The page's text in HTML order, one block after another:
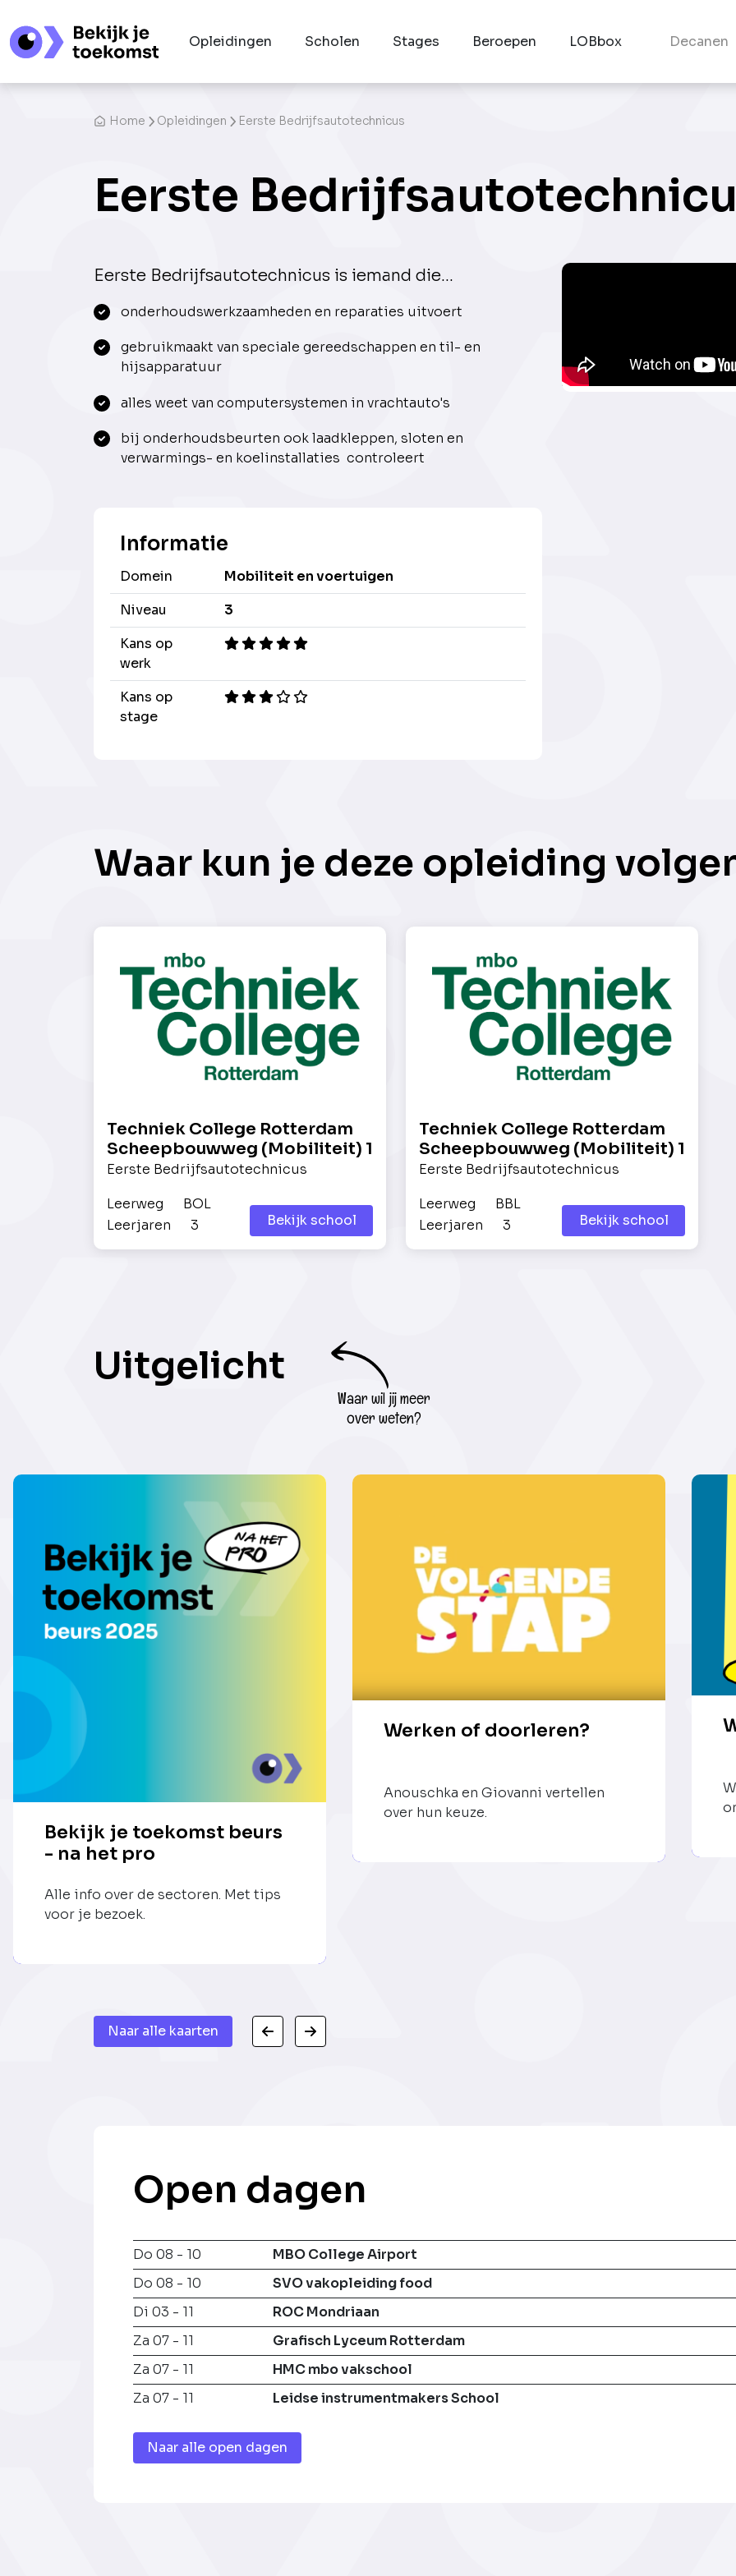
Opleidingen Scholen Stages Beroepen LOBbox Decanen
Home Opleidingen Eerste Bedrijfsautotechnicus
Eerste
Eerste Bedrijfsautotechnicus is iemand die...
onderhoudswerkzaamheden en reparaties uitvoert
gebruikmaakt van speciale gereedschappen en til- en
hijsapparatuur
alles weet van computersystemen in vrachtauto's
bij onderhoudsbeurten ook laadkleppen, sloten en
verwarmings- en koelinstallaties controleert
Informatie
Domein
Mobiliteit en voertuigen
Niveau
3
Kans op
werk
Kans op
stage
Waar kun je deze opleiding
Techniek College Rotterdam
Scheepbouwweg (Mobiliteit) 1
Eerste Bedrijfsautotechnicus
Leerweg
BOL
Leerjaren
3 Bekijk school
Techniek College Rotterdam
Scheepbouwweg (Mobiliteit) 1
Eerste Bedrijfsautotechnicus
Leerweg
BBL
Leerjaren
3 Bekijk school
Uitgelicht
Waar wil jij meer
over weten?
Bekijk je toekomst beurs
- na het pro
Alle info over de sectoren. Met tips
voor je bezoek.
Werken of doorleren?
Anouschka en Giovanni vertellen
over hun keuze.
Naar alle kaarten
Open dagen
Do 08 - 10
MBO College Airport
Do 08 - 10
SVO vakopleiding food
Di 03 - 11
ROC Mondriaan
Za 07 - 11
Grafisch Lyceum Rotterdam
Za 07 - 11
HMC mbo vakschool
Za 07 - 11
Leidse instrumentmakers School
Naar alle open dagen